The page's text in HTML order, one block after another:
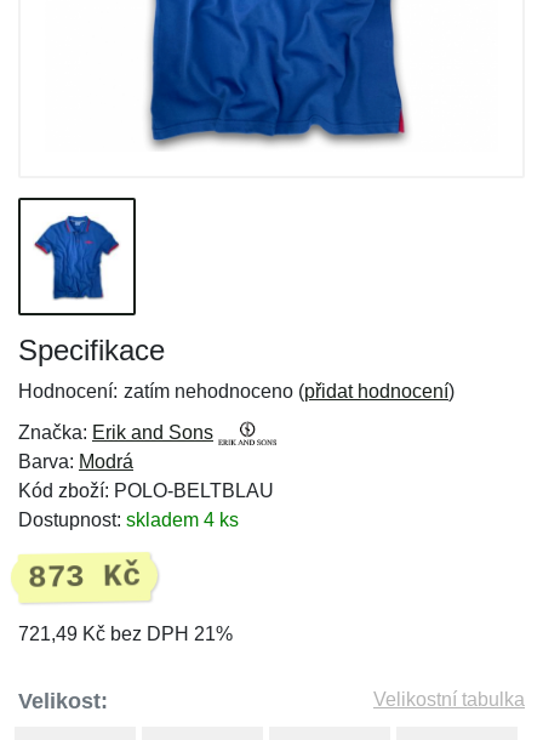
Specifikace
Hodnocení: zatím nehodnoceno (přidat hodnocení)
Značka: Erik and Sons
Barva: Modrá
Kód zboží: POLO-BELTBLAU
Dostupnost: skladem 4 ks
873 Kč
721,49 Kč bez DPH 21%
Velikost: Velikostní tabulka